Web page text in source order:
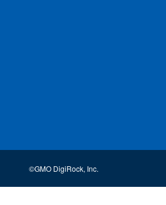
©GMO DigiRock, Inc.